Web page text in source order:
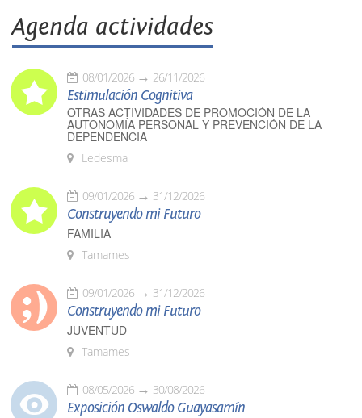
Agenda actividades
08/01/2026 26/11/2026
Estimulación Cognitiva
OTRAS ACTIVIDADES DE PROMOCIÓN DE LA
AUTONOMÍA PERSONAL Y PREVENCIÓN DE LA
DEPENDENCIA
Ledesma
09/01/2026 31/12/2026
Construyendo mi Futuro
FAMILIA
Tamames
09/01/2026 31/12/2026
Construyendo mi Futuro
JUVENTUD
Tamames
08/05/2026 30/08/2026
Exposición Oswaldo Guayasamín